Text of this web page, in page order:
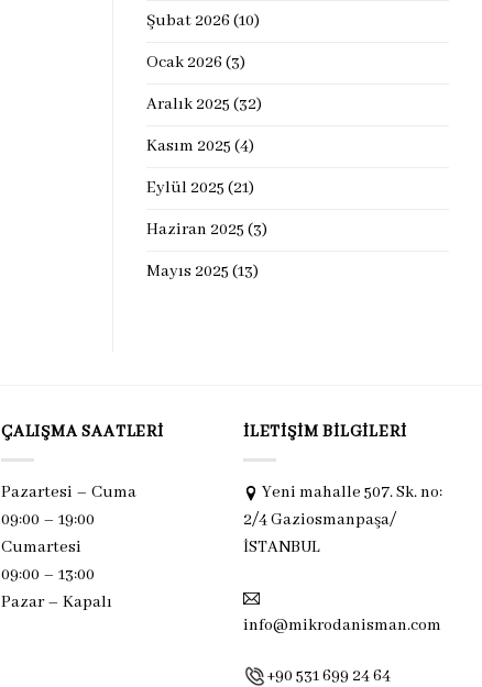
Şubat 2026 (10)
Ocak 2026 (3)
Aralık 2025 (32)
Kasım 2025 (4)
Eylül 2025 (21)
Haziran 2025 (3)
Mayıs 2025 (13)
ÇALIŞMA SAATLERI
Pazartesi – Cuma
09:00 – 19:00
Cumartesi
09:00 – 13:00
Pazar – Kapalı
İLETIŞIM BILGILERI
Yeni mahalle 507. Sk. no:
2/4 Gaziosmanpaşa/
İSTANBUL
info@mikrodanisman.com
+90 531 699 24 64